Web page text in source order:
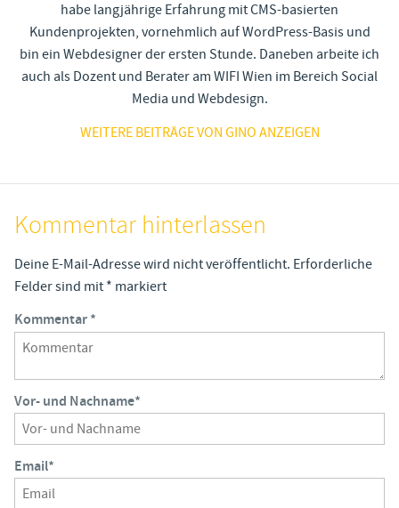
habe langjährige Erfahrung mit CMS-basierten
Kundenprojekten, vornehmlich auf WordPress-Basis und
bin ein Webdesigner der ersten Stunde. Daneben arbeite ich
auch als Dozent und Berater am WIFI Wien im Bereich Social
Media und Webdesign.
WEITERE BEITRÄGE VON GINO ANZEIGEN
Kommentar hinterlassen
Deine E-Mail-Adresse wird nicht veröffentlicht. Erforderliche
Felder sind mit * markiert
Kommentar*
Vor- und Nachname*
Email*